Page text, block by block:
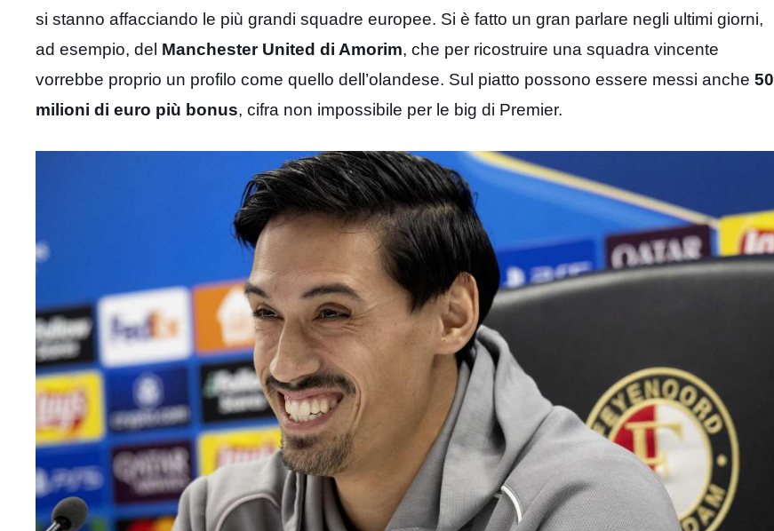
si stanno affacciando le più grandi squadre europee. Si è fatto un gran parlare negli ultimi giorni,
ad esempio, del Manchester United di Amorim, che per ricostruire una squadra vincente
vorrebbe proprio un profilo come quello dell’olandese. Sul piatto possono essere messi anche 50
milioni di euro più bonus, cifra non impossibile per le big di Premier.